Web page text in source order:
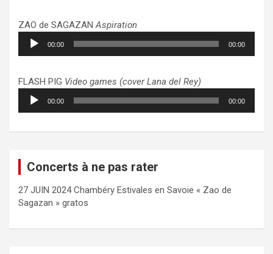
ZAO de SAGAZANAspiration
Lecteur
audio
00:00 00:00
FLASH PIG Video games (cover Lana del Rey)
Lecteur
audio
00:00 00:00
Concerts à ne pas rater
27 JUIN 2024 Chambéry Estivales en Savoie « Zao de
Sagazan » gratos